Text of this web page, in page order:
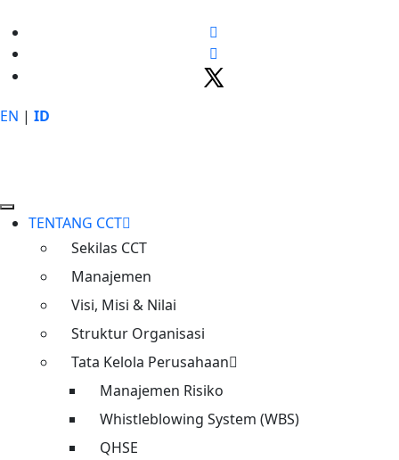
EN | ID
TENTANG CCT
Sekilas CCT
Manajemen
Visi, Misi & Nilai
Struktur Organisasi
Tata Kelola Perusahaan
Manajemen Risiko
Whistleblowing System (WBS)
QHSE
Konektivitas
Meningkatkan konektivitas dan
berperan dalam pertumbuhan
ekonomi nasional